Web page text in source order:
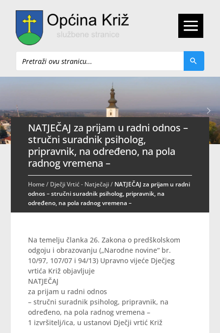
Pretraži
NATJEČAJ za prijam u radni odnos –
stručni suradnik psiholog,
pripravnik, na određeno, na pola
radnog vremena –
Home/ Dječji Vrtić - Natječaji/ NATJEČAJ za prijam u radni
odnos – stručni suradnik psiholog, pripravnik, na
određeno, na pola radnog vremena –
Na temelju članka 26. Zakona o predškolskom
odgoju i obrazovanju („Narodne novine“ br.
10/97, 107/07 i 94/13) Upravno vijeće Dječjeg
vrtića Križ objavljuje
NATJEČAJ
za prijam u radni odnos
– stručni suradnik psiholog, pripravnik, na
određeno, na pola radnog vremena –
1 izvršitelj/ica, u ustanovi Dječji vrtić Križ